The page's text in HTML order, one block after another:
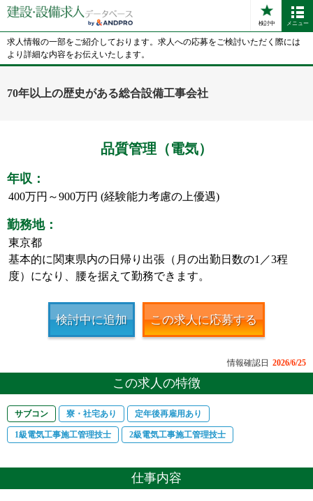
検討中 メニュー
求人情報の一部をご紹介しております。求人への応募をご検討いただく際には
より詳細な内容をお伝えいたします。
70年以上の歴史がある総合設備工事会社
品質管理（電気）
年収：
400万円～900万円 (経験能力考慮の上優遇)
勤務地：
東京都
基本的に関東県内の日帰り出張（月の出勤日数の1／3程
度）になり、腰を据えて勤務できます。
検討中に追加 この求人に応募する
情報確認日 2026/6/25
この求人の特徴
サブコン 寮・社宅あり 定年後再雇用あり
1級電気工事施工管理技士 2級電気工事施工管理技士
仕事内容